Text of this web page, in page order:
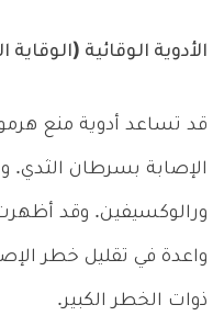
الأدوية الوقائية (الوقاية
قد تساعد أدوية منع
الإصابة بسرطان الثدي.
ورالوكسيفين. وقد أظهرت
واعدة في تقليل خطر
ذوات الخطر الكبير.